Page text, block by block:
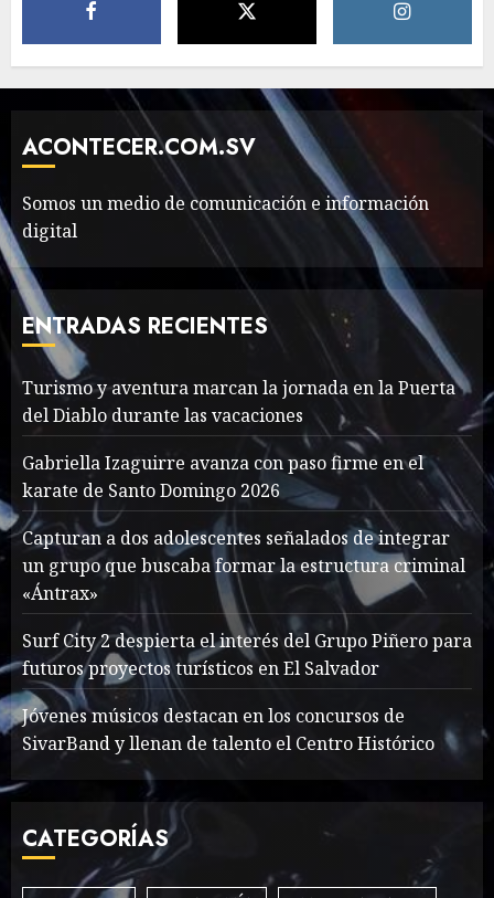
Valentino Goes
Deliberately Feminine for
Fall 2018
MAYO 16, 2024 765
1
Searching for the
forgotten heroes of World
War Two
MAYO 14, 2024 860
2
What’s Scarier Than the
Sex Talk? Its About Weight
MAYO 14, 2024 862
3
How To Write Award
Winning Blog Headlines
MAYO 14, 2024 1004
4
How Many of These Italian
ACONTECER.COM.SV
Somos un medio de comunicación e información
digital
ENTRADAS RECIENTES
Turismo y aventura marcan la jornada en la Puerta
del Diablo durante las vacaciones
Gabriella Izaguirre avanza con paso firme en el
karate de Santo Domingo 2026
Capturan a dos adolescentes señalados de integrar
un grupo que buscaba formar la estructura criminal
«Ántrax»
Surf City 2 despierta el interés del Grupo Piñero para
futuros proyectos turísticos en El Salvador
Jóvenes músicos destacan en los concursos de
SivarBand y llenan de talento el Centro Histórico
CATEGORÍAS